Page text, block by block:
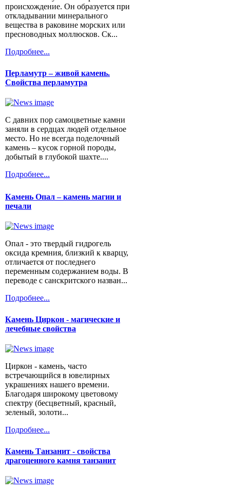
происхождение. Он образуется при
откладывании минерального
вещества в раковине морских или
пресноводных моллюсков. Ск...
Подробнее...
Перламутр – живой камень.
Свойства перламутра
С давних пор самоцветные камни
заняли в сердцах людей отдельное
место. Но не всегда поделочный
камень – кусок горной породы,
добытый в глубокой шахте....
Подробнее...
Камень Опал – камень магии и
печали
Опал - это твердый гидрогель
оксида кремния, близкий к кварцу,
отличается от последнего
переменным содержанием воды. В
переводе с санскритского назван...
Подробнее...
Камень Циркон - магические и
лечебные свойства
Циркон - камень, часто
встречающийся в ювелирных
украшениях нашего времени.
Благодаря широкому цветовому
спектру (бесцветный, красный,
зеленый, золоти...
Подробнее...
Камень Танзанит - свойства
драгоценного камня танзанит